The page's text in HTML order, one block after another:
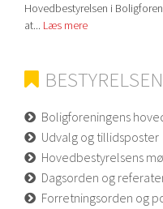
Hovedbestyrelsen i
at... Læs mere
BESTYRELSEN
Boligforeningens
Udvalg og tillidsposter
Hovedbestyrelsens
Dagsorden og
Forretningsorden og